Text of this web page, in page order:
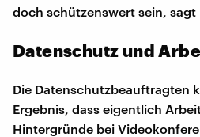
doch schützenswert sein, sagt
Datenschutz und
Die Datenschutzbeauftragten
Ergebnis, dass eigentlich
Hintergründe bei